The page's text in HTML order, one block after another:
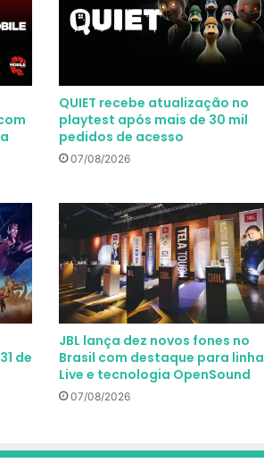
QUIET recebe atualização no
playtest após mais de 30 mil
pedidos de acesso
07/08/2026
de
JBL lança dez novos fones no
Brasil com destaque para linha
Live e tecnologia OpenSound
07/08/2026